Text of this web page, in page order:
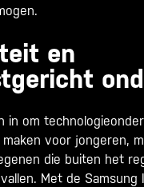
en
in om
voor jongeren,
die buiten het
Met de Samsung